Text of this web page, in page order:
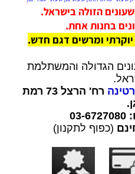
הזולה בישראל.
בחנות אחת.
.
הגדולה והמשתלמת
רח' הרצל 73 רמת
(כפוף לתקנון)